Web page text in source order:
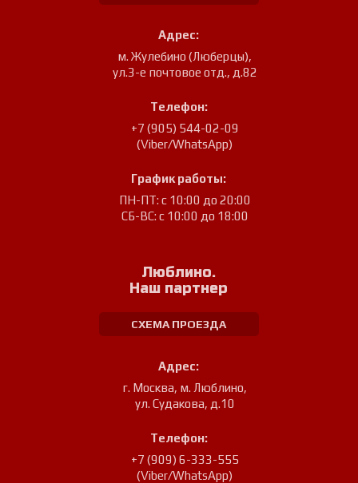
Адрес:
м. Жулебино (Люберцы),
ул.3-е почтовое отд., д.82
Телефон:
+7 (905) 544-02-09
(Viber/WhatsApp)
График работы:
ПН-ПТ: с 10:00 до 20:00
СБ-ВС: с 10:00 до 18:00
Люблино.
Наш партнер
СХЕМА ПРОЕЗДА
Адрес:
г. Москва, м. Люблино,
ул. Судакова, д.10
Телефон:
+7 (909) 6-333-555
(Viber/WhatsApp)